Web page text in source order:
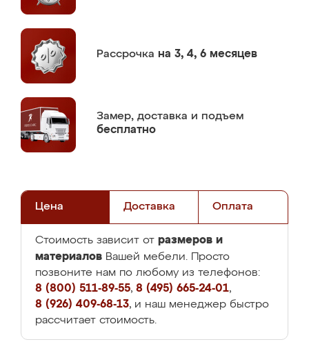
Рассрочка на 3, 4, 6 месяцев
Замер, доставка и подъем
бесплатно
Цена Доставка Оплата
Стоимость зависит от размеров и
материалов Вашей мебели. Просто
позвоните нам по любому из телефонов:
8 (800) 511-89-55, 8 (495) 665-24-01,
8 (926) 409-68-13, и наш менеджер быстро
рассчитает стоимость.